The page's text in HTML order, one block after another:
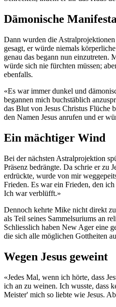
Dämonische
Dann wurden die
gesagt, er würde niemals
genau das begann nun einzutreten.
würde sich nie fürchten müssen;
ebenfalls.
«Es war immer dunkel und
begannen mich buchstäblich
das Blut von Jesus Christus Flüche
den Namen Jesus anrufen und er
Ein mächtiger Wind
Bei der nächsten Astralprojektion
Präsenz bedrängte. Da schrie er zu
erdrückte, wurde von mir
Frieden. Es war ein Frieden, den
Ich war verblüfft.»
Dennoch kehrte Mike nicht direkt
als Teil seines Sammelsuriums an
Schliesslich haben New Ager eine
die sich alle möglichen Gottheiten
Wegen Jesus geweint
«Jedes Mal, wenn ich hörte, dass
ich an zu weinen. Ich wusste, dass
Meister' mich so liebte wie Jesus.